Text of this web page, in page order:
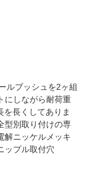
ルブッシュを2ヶ組
にしながら耐荷重
長くしてありま
型別取り付けの専
解ニッケルメッキ
ップル取付穴